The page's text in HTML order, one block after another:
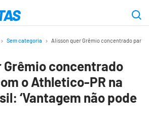
Sem categoria Alisson quer Grêmio concentrado para
Grêmio concentrado
o Athletico-PR na
‘Vantagem não pode